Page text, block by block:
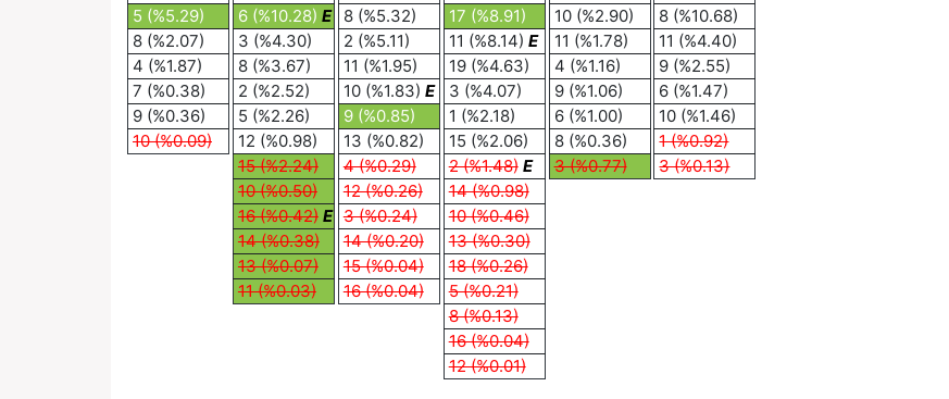
5 (%5.29)
8 (%2.07)
4 (%1.87)
7 (%0.38)
9 (%0.36)
10 (%0.09)
6 (%10.28) E
3 (%4.30)
8 (%3.67)
2 (%2.52)
5 (%2.26)
12 (%0.98)
15 (%2.24)
10 (%0.50)
16 (%0.42) E
14 (%0.38)
13 (%0.07)
11 (%0.03)
8 (%5.32)
2 (%5.11)
11 (%1.95)
10 (%1.83) E
9 (%0.85)
13 (%0.82)
4 (%0.29)
12 (%0.26)
3 (%0.24)
14 (%0.20)
15 (%0.04)
16 (%0.04)
17 (%8.91)
11 (%8.14) E
19 (%4.63)
3 (%4.07)
1 (%2.18)
15 (%2.06)
2 (%1.48) E
14 (%0.98)
10 (%0.46)
13 (%0.30)
18 (%0.26)
5 (%0.21)
8 (%0.13)
16 (%0.04)
12 (%0.01)
10 (%2.90)
11 (%1.78)
4 (%1.16)
9 (%1.06)
6 (%1.00)
8 (%0.36)
3 (%0.77)
8 (%10.68)
11 (%4.40)
9 (%2.55)
6 (%1.47)
10 (%1.46)
1 (%0.92)
3 (%0.13)